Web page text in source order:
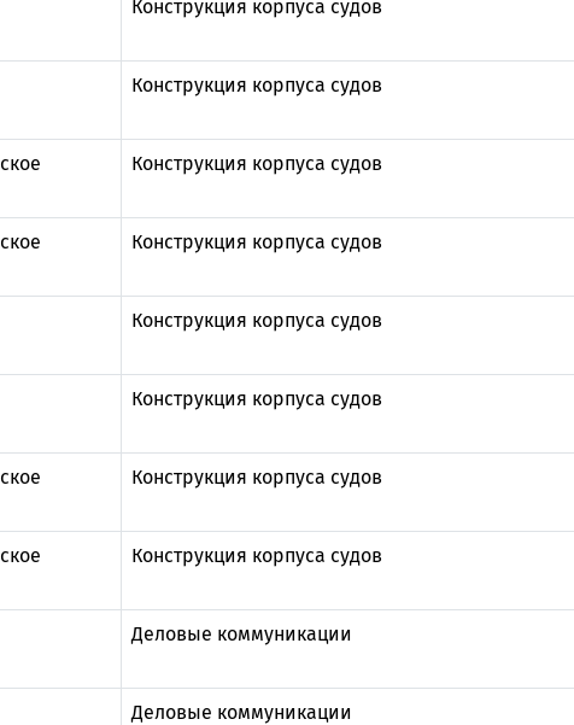
Конструкция корпуса судов
Конструкция корпуса судов
Конструкция корпуса судов
Конструкция корпуса судов
Конструкция корпуса судов
Конструкция корпуса судов
Конструкция корпуса судов
Конструкция корпуса судов
Деловые коммуникации
Деловые коммуникации